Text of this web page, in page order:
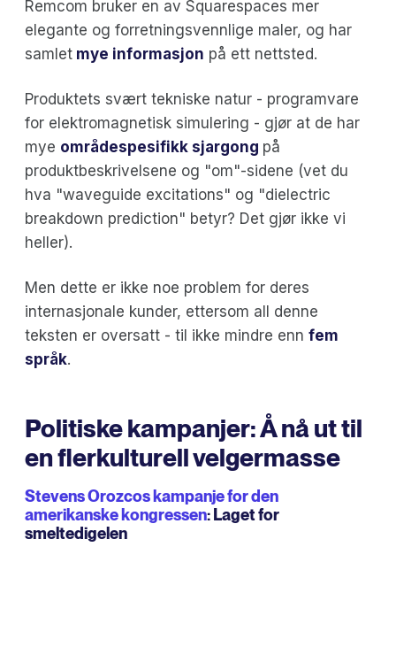
Remcom bruker en av Squarespaces mer
elegante og forretningsvennlige maler, og har
samlet mye informasjon på ett nettsted.
Produktets svært tekniske natur - programvare
for elektromagnetisk simulering - gjør at de har
mye områdespesifikk sjargong på
produktbeskrivelsene og "om"-sidene (vet du
hva "waveguide excitations" og "dielectric
breakdown prediction" betyr? Det gjør ikke vi
heller).
Men dette er ikke noe problem for deres
internasjonale kunder, ettersom all denne
teksten er oversatt - til ikke mindre enn fem
språk.
Politiske kampanjer: Å nå ut til
en flerkulturell velgermasse
Stevens Orozcos kampanje for den
amerikanske kongressen: Laget for
smeltedigelen